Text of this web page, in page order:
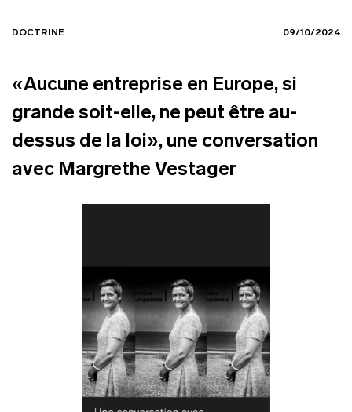
DOCTRINE 09/10/2024
«Aucune entreprise en Europe, si
grande soit-elle, ne peut être au-
dessus de la loi», une conversation
avec Margrethe Vestager